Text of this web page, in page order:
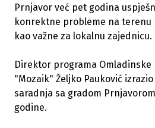
Prnjavor već pet godina
konrektne probleme na terenu
kao važne za lokalnu zajednicu.
Direktor programa Omladinske
"Mozaik" Željko Pauković
saradnja sa gradom
godine.